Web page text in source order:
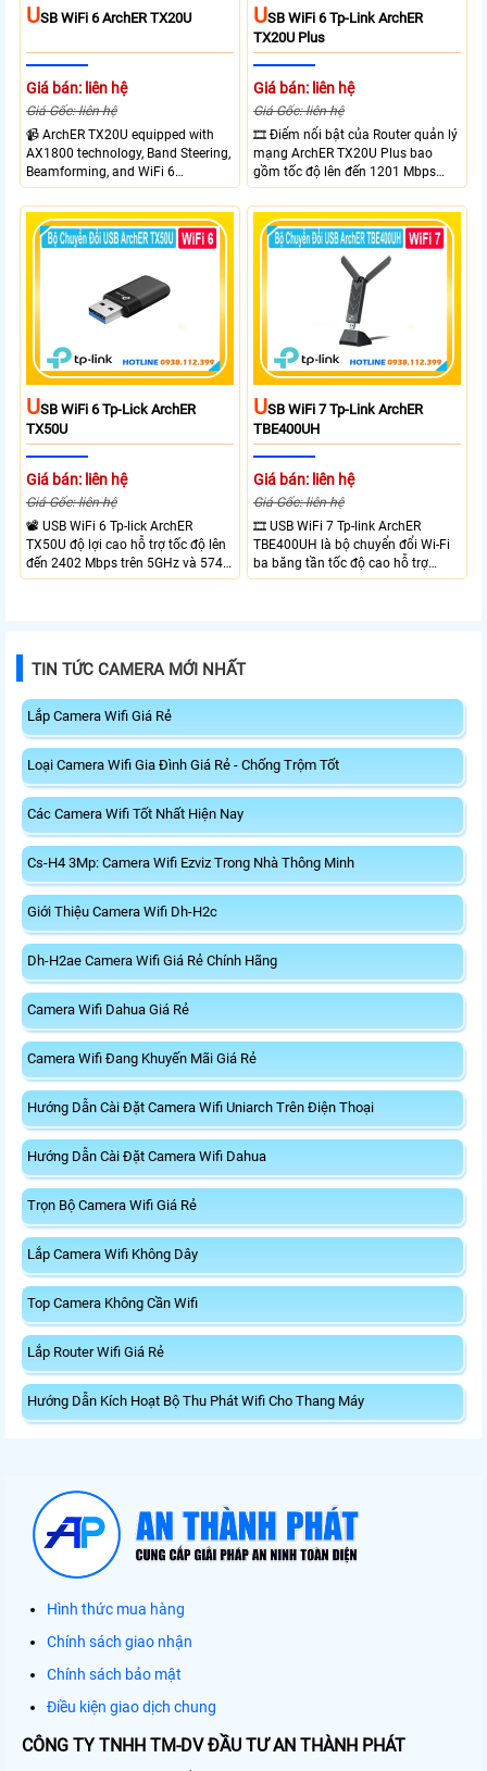
USB WiFi 6 ArchER TX20U
Giá bán: liên hệ
Giá Gốc: liên hệ
📹 ArchER TX20U equipped with
AX1800 technology, Band Steering,
Beamforming, and WiFi 6
transmission. Band Steering
technology optimizes connections,
Beamforming enhances signal
focus for better coverage. Upgrade
leading-edge features.
USB WiFi 6 Tp-Link ArchER
TX20U Plus
Giá bán: liên hệ
Giá Gốc: liên hệ
🎞 Điểm nổi bật của Router quản lý
mạng ArchER TX20U Plus bao
gồm tốc độ lên đến 1201 Mbps
trên băng tần 5 GHz và 574 Mbps
trên băng tần 2.4 GHz. công nghệ
Band Steering, Beamforming và
Wifi 6 cung cấp hiệu suất cao và
ổn định cho mạng Wi-Fi của bạn.
USB WiFi 6 Tp-Lick ArchER
TX50U
Giá bán: liên hệ
Giá Gốc: liên hệ
📽 USB WiFi 6 Tp-lick ArchER
TX50U độ lợi cao hỗ trợ tốc độ lên
đến 2402 Mbps trên 5GHz và 574
Mbps trên 2.4GHz mang đến kết
liệu nhanh, kết hợp WPA3 tăng
USB WiFi 7 Tp-Link ArchER
TBE400UH
Giá bán: liên hệ
Giá Gốc: liên hệ
🎞 USB WiFi 7 Tp-link ArchER
TBE400UH là bộ chuyển đổi Wi-Fi
ba băng tần tốc độ cao hỗ trợ
2882 Mbps trên 6GHz, 2882 Mbps
TIN TỨC CAMERA MỚI NHẤT
Lắp Camera Wifi Giá Rẻ
Loại Camera Wifi Gia Đình Giá Rẻ - Chống Trộm Tốt
Các Camera Wifi Tốt Nhất Hiện Nay
Cs-H4 3Mp: Camera Wifi Ezviz Trong Nhà Thông Minh
Giới Thiệu Camera Wifi Dh-H2c
Dh-H2ae Camera Wifi Giá Rẻ Chính Hãng
Camera Wifi Dahua Giá Rẻ
Camera Wifi Đang Khuyến Mãi Giá Rẻ
Hướng Dẫn Cài Đặt Camera Wifi Uniarch Trên Điện Thoại
Hướng Dẫn Cài Đặt Camera Wifi Dahua
Trọn Bộ Camera Wifi Giá Rẻ
Lắp Camera Wifi Không Dây
Top Camera Không Cần Wifi
Lắp Router Wifi Giá Rẻ
Hướng Dẫn Kích Hoạt Bộ Thu Phát Wifi Cho Thang Máy
Hình thức mua hàng
Chính sách giao nhận
Chính sách bảo mật
Điều kiện giao dịch chung
CÔNG TY TNHH TM-DV ĐẦU TƯ AN THÀNH PHÁT